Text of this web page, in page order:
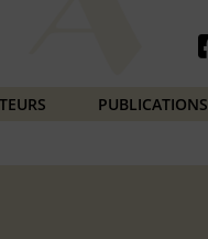
PUBLICATIONS